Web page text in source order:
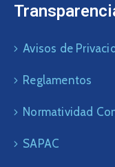
Avisos de
Reglamentos
Normatividad
SAPAC